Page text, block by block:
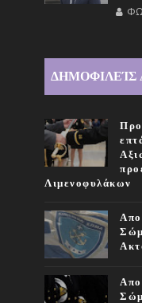
ΔΗΜΟΦΙΛΕΊΣ
Λιμενοφυλάκων